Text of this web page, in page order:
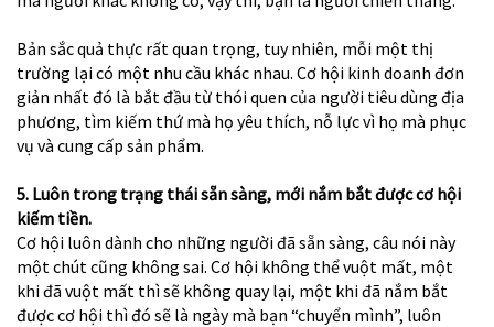
Bản sắc quả thực rất quan trọng, tuy nhiên, mỗi một thị
trường lại có một nhu cầu khác nhau. Cơ hội kinh doanh đơn
giản nhất đó là bắt đầu từ thói quen của người tiêu dùng địa
phương, tìm kiếm thứ mà họ yêu thích, nỗ lực vì họ mà phục
vụ và cung cấp sản phẩm.
5. Luôn trong trạng thái sẵn sàng, mới nắm bắt được cơ hội
kiếm tiền.
Cơ hội luôn dành cho những người đã sẵn sàng, câu nói này
một chút cũng không sai. Cơ hội không thể vuột mất, một
khi đã vuột mất thì sẽ không quay lại, một khi đã nắm bắt
được cơ hội thì đó sẽ là ngày mà bạn “chuyển mình”, luôn